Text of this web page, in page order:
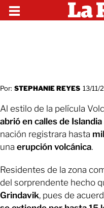
Por: STEPHANIE REYES 13/11/
Al estilo de la película
abrió en calles de Islandia
nación registrara hasta
una erupción volcánica.
Residentes de la zona
del sorprendente hecho
Grindavik, pues de